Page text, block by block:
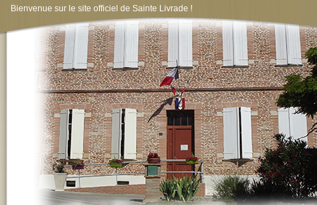
Bienvenue sur le site officiel de Sainte Livrade !